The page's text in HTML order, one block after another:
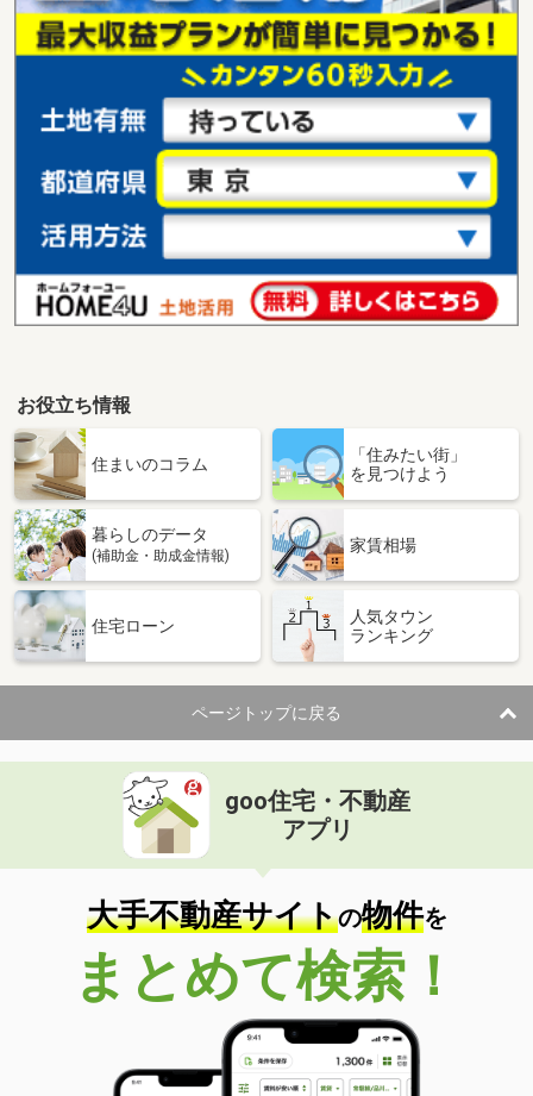
お役立ち情報
住まいのコラム
「住みたい街」
を見つけよう
暮らしのデータ
(補助金・助成金情報)
家賃相場
住宅ローン
人気タウン
ランキング
ページトップに戻る
goo住宅・不動産
アプリ
大手不動産サイトの物件を
まとめて検索！